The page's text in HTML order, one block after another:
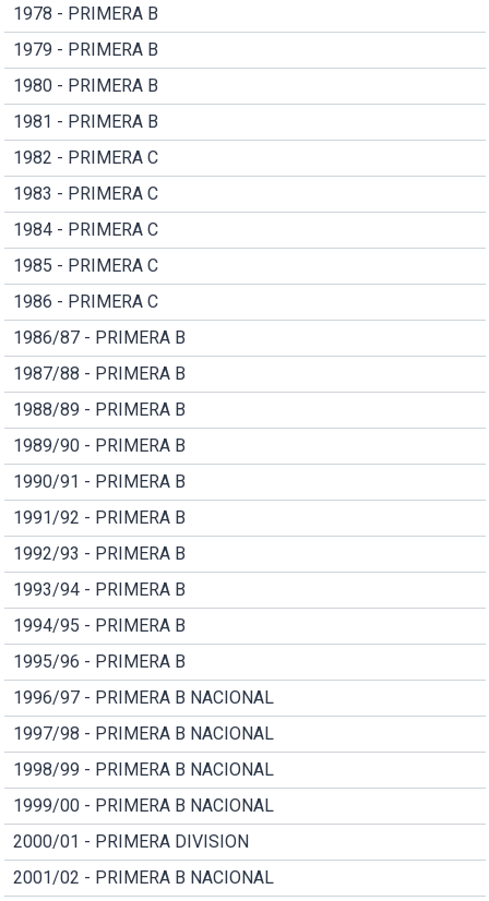
1978 - PRIMERA B
1979 - PRIMERA B
1980 - PRIMERA B
1981 - PRIMERA B
1982 - PRIMERA C
1983 - PRIMERA C
1984 - PRIMERA C
1985 - PRIMERA C
1986 - PRIMERA C
1986/87 - PRIMERA B
1987/88 - PRIMERA B
1988/89 - PRIMERA B
1989/90 - PRIMERA B
1990/91 - PRIMERA B
1991/92 - PRIMERA B
1992/93 - PRIMERA B
1993/94 - PRIMERA B
1994/95 - PRIMERA B
1995/96 - PRIMERA B
1996/97 - PRIMERA B NACIONAL
1997/98 - PRIMERA B NACIONAL
1998/99 - PRIMERA B NACIONAL
1999/00 - PRIMERA B NACIONAL
2000/01 - PRIMERA DIVISION
2001/02 - PRIMERA B NACIONAL